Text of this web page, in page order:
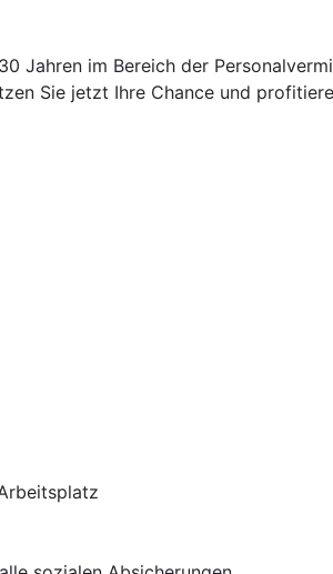
Jahren im Bereich der
Sie jetzt Ihre Chance und